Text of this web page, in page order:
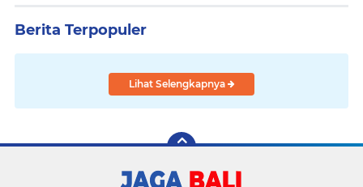
Berita Terpopuler
Lihat Selengkapnya